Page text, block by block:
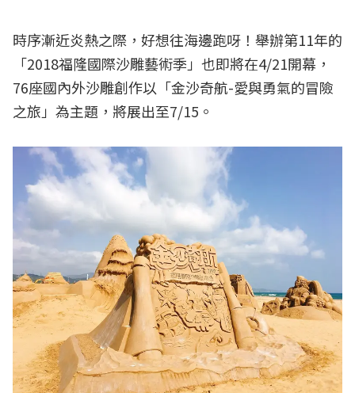
時序漸近炎熱之際，好想往海邊跑呀！舉辦第11年的
「2018福隆國際沙雕藝術季」也即將在4/21開幕，
76座國內外沙雕創作以「金沙奇航-愛與勇氣的冒險
之旅」為主題，將展出至7/15。